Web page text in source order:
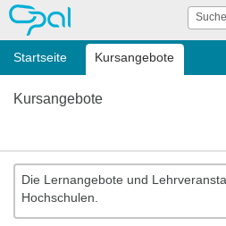
OPAL Suche
Startseite Kursangebote
Kursangebote
Die Lernangebote und
Hochschulen.